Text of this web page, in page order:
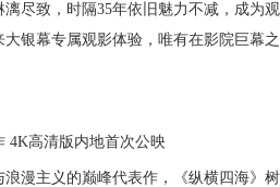
漓尽致，时隔35年依旧魅力不减，成为
银幕专属观影体验，唯有在影院巨幕
4K高清版 内地首次公映
漫主义的巅峰代表作，《纵横四海》